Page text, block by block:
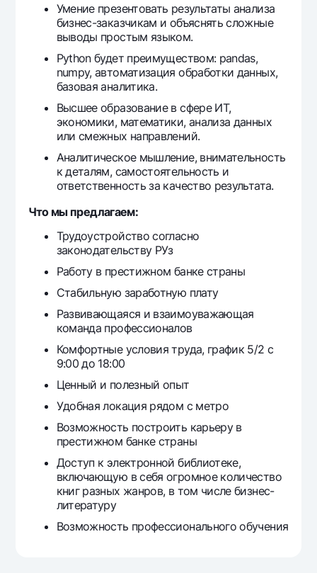
Умение презентовать результаты анализа
бизнес-заказчикам и объяснять сложные
выводы простым языком.
Python будет преимуществом: pandas,
numpy, автоматизация обработки данных,
базовая аналитика.
Высшее образование в сфере ИТ,
экономики, математики, анализа данных
или смежных направлений.
Аналитическое мышление, внимательность
к деталям, самостоятельность и
ответственность за качество результата.
Что мы предлагаем:
Трудоустройство согласно
законодательству РУз
Работу в престижном банке страны
Стабильную заработную плату
Развивающаяся и взаимоуважающая
команда профессионалов
Комфортные условия труда, график 5/2 с
9:00 до 18:00
Ценный и полезный опыт
Удобная локация рядом с метро
Возможность построить карьеру в
престижном банке страны
Доступ к электронной библиотеке,
включающую в себя огромное количество
книг разных жанров, в том числе бизнес-
литературу
Возможность профессионального обучения